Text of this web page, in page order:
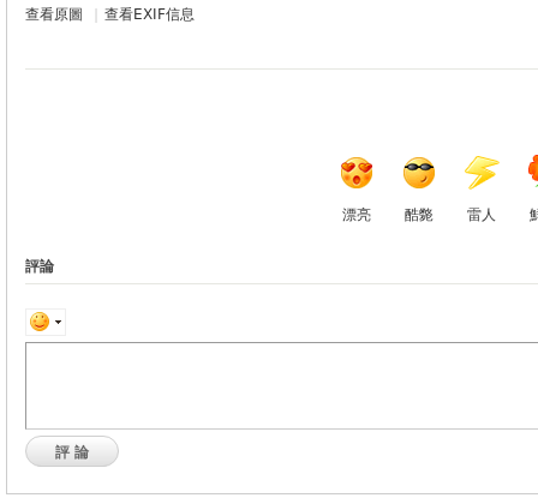
查看原圖 查看EXIF信息
漂亮 酷斃 雷人
評論
評論